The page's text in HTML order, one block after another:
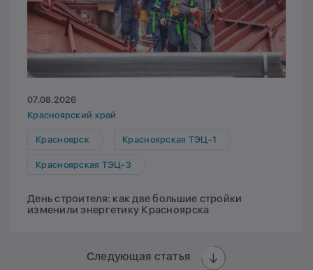
07.08.2026
Красноярский край
Красноярск Красноярская ТЭЦ-1
Красноярская ТЭЦ-3
День строителя: как две большие стройки
изменили энергетику Красноярска
Следующая статья